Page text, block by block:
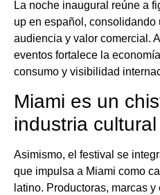
La noche inaugural reúne a
up en español, consolidando
audiencia y valor comercial.
eventos fortalece la
consumo y visibilidad
Miami es un
industria cultural
Asimismo, el festival se
que impulsa a Miami como
latino. Productoras, marcas